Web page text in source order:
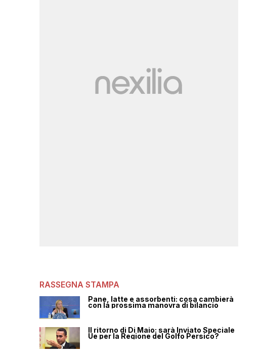
RASSEGNA STAMPA
Pane, latte e assorbenti: cosa cambierà
con la prossima manovra di bilancio
Il ritorno di Di Maio: sarà Inviato Speciale
Ue per la Regione del Golfo Persico?